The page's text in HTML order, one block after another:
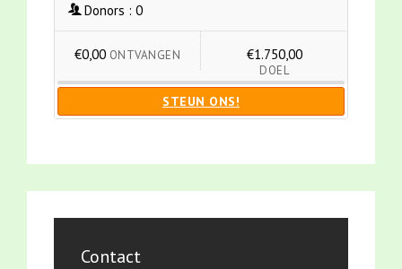
Donors : 0
€0,00 ONTVANGEN €1.750,00
DOEL
STEUN ONS!
Contact